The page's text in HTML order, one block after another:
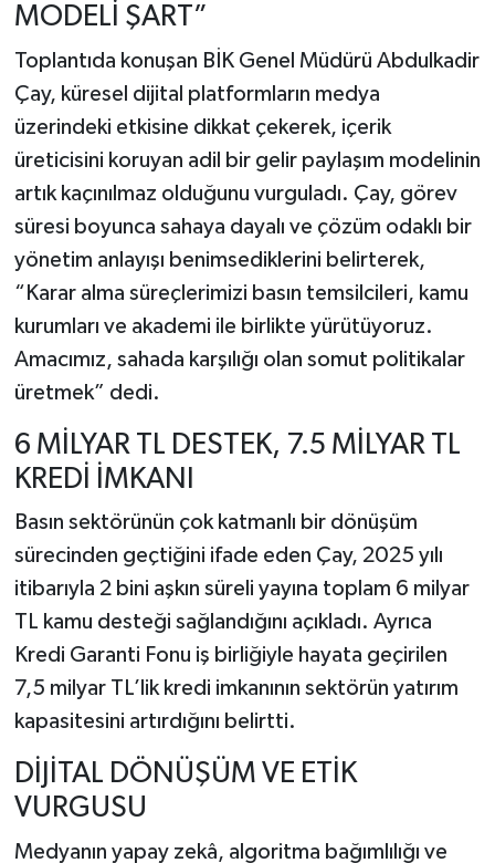
MODELİ ŞART”
Toplantıda konuşan BİK Genel Müdürü Abdulkadir
Çay, küresel dijital platformların medya
üzerindeki etkisine dikkat çekerek, içerik
üreticisini koruyan adil bir gelir paylaşım modelinin
artık kaçınılmaz olduğunu vurguladı. Çay, görev
süresi boyunca sahaya dayalı ve çözüm odaklı bir
yönetim anlayışı benimsediklerini belirterek,
“Karar alma süreçlerimizi basın temsilcileri, kamu
kurumları ve akademi ile birlikte yürütüyoruz.
Amacımız, sahada karşılığı olan somut politikalar
üretmek” dedi.
6 MİLYAR TL DESTEK, 7.5 MİLYAR TL
KREDİ İMKANI
Basın sektörünün çok katmanlı bir dönüşüm
sürecinden geçtiğini ifade eden Çay, 2025 yılı
itibarıyla 2 bini aşkın süreli yayına toplam 6 milyar
TL kamu desteği sağlandığını açıkladı. Ayrıca
Kredi Garanti Fonu iş birliğiyle hayata geçirilen
7,5 milyar TL’lik kredi imkanının sektörün yatırım
kapasitesini artırdığını belirtti.
DİJİTAL DÖNÜŞÜM VE ETİK
VURGUSU
Medyanın yapay zekâ, algoritma bağımlılığı ve